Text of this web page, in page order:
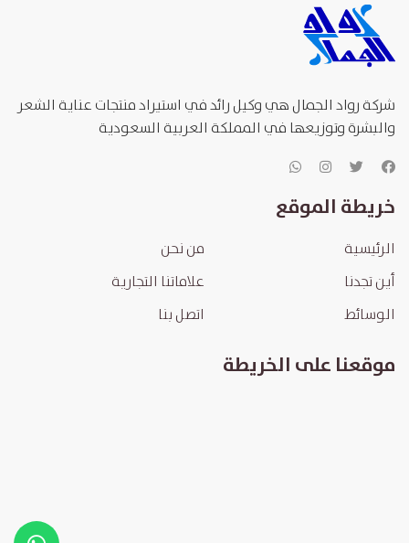
شركة رواد الجمال هي وكيل رائد في استيراد منتجات عناية الشعر
والبشرة وتوزيعها في المملكة العربية السعودية
خريطة الموقع
الرئيسية
من نحن
أين تجدنا
علاماتنا التجارية
الوسائط
اتصل بنا
موقعنا على الخريطة